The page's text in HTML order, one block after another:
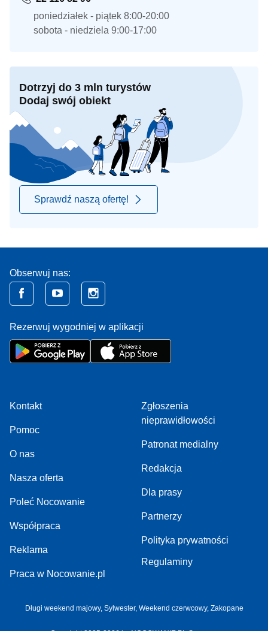
poniedziałek - piątek 8:00-20:00
sobota - niedziela 9:00-17:00
Dotrzyj do 3 mln turystów
Dodaj swój obiekt
Sprawdź naszą ofertę!
Obserwuj nas:
Rezerwuj wygodniej w aplikacji
Kontakt
Pomoc
O nas
Nasza oferta
Poleć Nocowanie
Współpraca
Reklama
Praca w Nocowanie.pl
Zgłoszenia
nieprawidłowości
Patronat medialny
Redakcja
Dla prasy
Partnerzy
Polityka prywatności
Regulaminy
Długi weekend majowy, Sylwester, Weekend czerwcowy, Zakopane